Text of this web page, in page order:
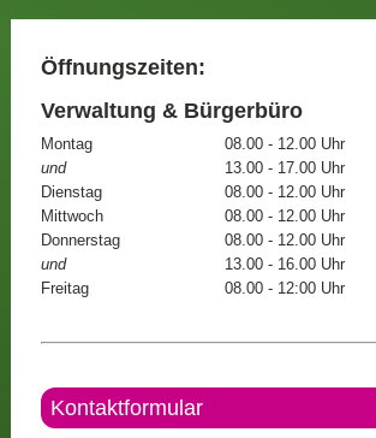
Öffnungszeiten:
Verwaltung & Bürgerbüro
Montag
08.00 - 12.00 Uhr
und
13.00 - 17.00 Uhr
Dienstag
08.00 - 12.00 Uhr
Mittwoch
08.00 - 12.00 Uhr
Donnerstag
08.00 - 12.00 Uhr
und
13.00 - 16.00 Uhr
Freitag
08.00 - 12:00 Uhr
Kontaktformular